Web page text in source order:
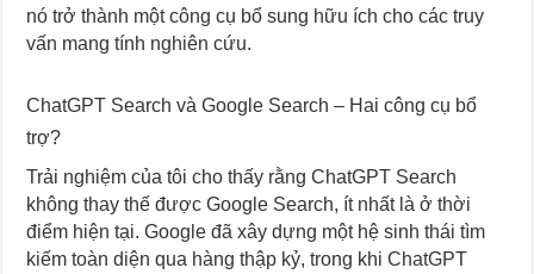
nó trở thành một công cụ bổ sung hữu ích cho các truy
vấn mang tính nghiên cứu.
ChatGPT Search và Google Search – Hai công cụ bổ
trợ?
Trải nghiệm của tôi cho thấy rằng ChatGPT Search
không thay thế được Google Search, ít nhất là ở thời
điểm hiện tại. Google đã xây dựng một hệ sinh thái tìm
kiếm toàn diện qua hàng thập kỷ, trong khi ChatGPT